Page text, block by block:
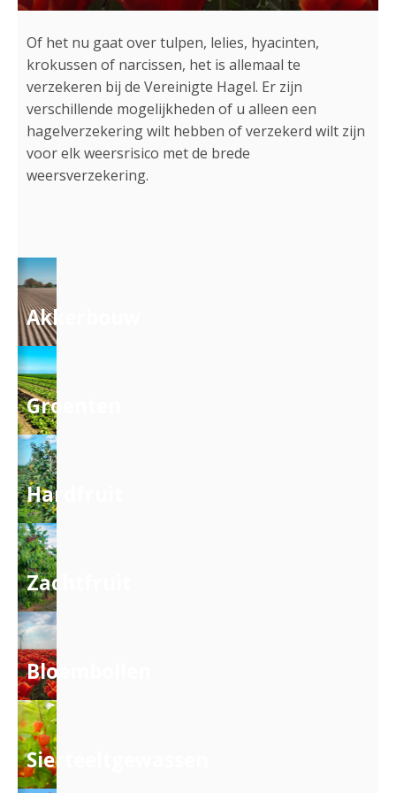
Of het nu gaat over tulpen, lelies, hyacinten,
krokussen of narcissen, het is allemaal te
verzekeren bij de Vereinigte Hagel. Er zijn
verschillende mogelijkheden of u alleen een
hagelverzekering wilt hebben of verzekerd wilt zijn
voor elk weersrisico met de brede
weersverzekering.
Akkerbouw
Groenten
Hardfruit
Zachtfruit
Bloembollen
Sierteeltgewassen